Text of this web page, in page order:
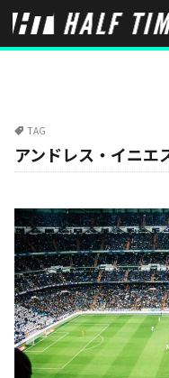
TAG
アンドレス・イニエ